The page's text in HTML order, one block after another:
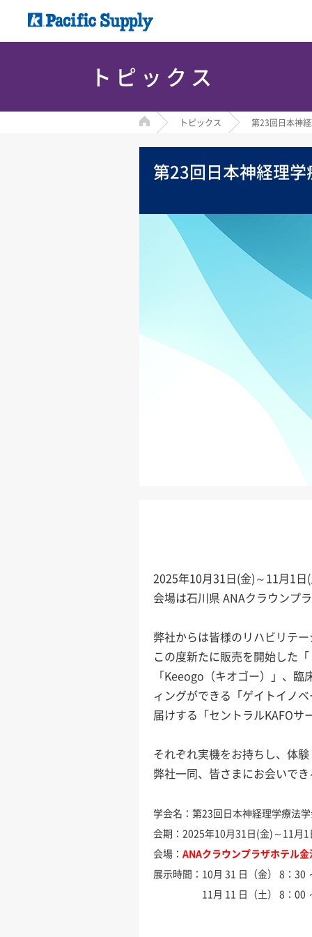
トピックス
HOME トピックス 第23回日本神
第23回日本神経理
2025年10月31日(金)～11月1
会場は石川県 ANAクラウンプ
弊社からは皆様のリハビリテ
この度新たに販売を開始した
「Keeogo（キオゴー）」、
ィングができる「ゲイトイノ
届けする「セントラルKAFO
それぞれ実機をお持ちし、体
弊社一同、皆さまにお会いで
学会名：第23回日本神経理学療法
会期：2025年10月31日(金)～11月
会場： ANAクラウンプラザホテル金
展示時間：10月 31 日（金） 8：30
11月 11 日（土） 8：00 ～